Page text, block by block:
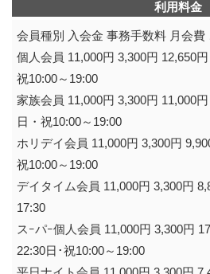
利用料金
会員種別 入会金 事務手数料 月会費
個人会員 11,000円 3,300円 12,650
祝10:00～19:00
家族会員 11,000円 3,300円 11,000
日・祝10:00～19:00
ホリデイ会員 11,000円 3,300円
祝10:00～19:00
デイタイム会員 11,000円 3,300円
17:30
スｰパｰ個人会員 11,000円 3,300円
22:30日･祝10:00～19:00